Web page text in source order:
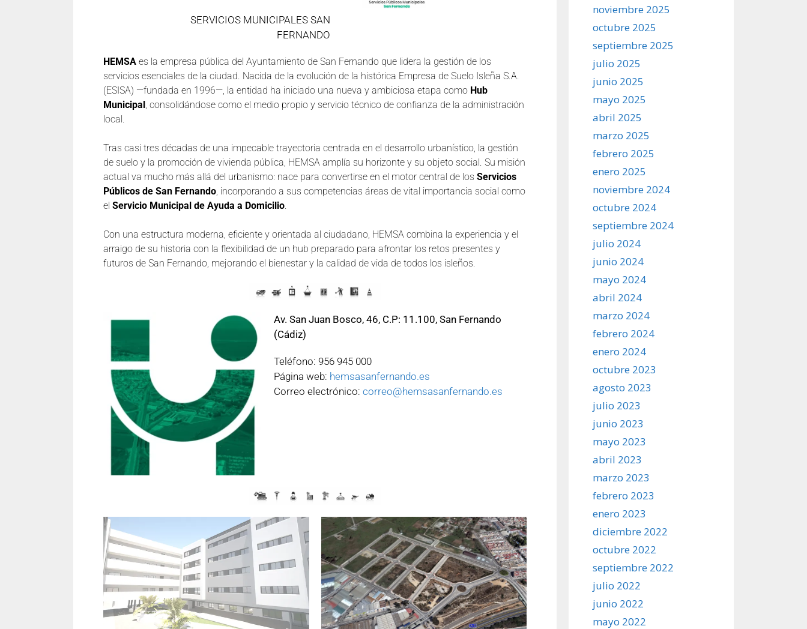
SERVICIOS MUNICIPALES SAN
FERNANDO
HEMSA es la empresa pública del Ayuntamiento de San Fernando que lidera la gestión de los
servicios esenciales de la ciudad. Nacida de la evolución de la histórica Empresa de Suelo Isleña S.A.
(ESISA) —fundada en 1996—, la entidad ha iniciado una nueva y ambiciosa etapa como Hub
Municipal, consolidándose como el medio propio y servicio técnico de confianza de la administración
local.
Tras casi tres décadas de una impecable trayectoria centrada en el desarrollo urbanístico, la gestión
de suelo y la promoción de vivienda pública, HEMSA amplía su horizonte y su objeto social. Su misión
actual va mucho más allá del urbanismo: nace para convertirse en el motor central de los Servicios
Públicos de San Fernando, incorporando a sus competencias áreas de vital importancia social como
el Servicio Municipal de Ayuda a Domicilio.
Con una estructura moderna, eficiente y orientada al ciudadano, HEMSA combina la experiencia y el
arraigo de su historia con la flexibilidad de un hub preparado para afrontar los retos presentes y
futuros de San Fernando, mejorando el bienestar y la calidad de vida de todos los isleños.
Av. San Juan Bosco, 46, C.P: 11.100, San Fernando
(Cádiz)
Teléfono: 956 945 000
Página web: hemsasanfernando.es
Correo electrónico:correo@hemsasanfernando.es
noviembre 2025
octubre 2025
septiembre 2025
julio 2025
junio 2025
mayo 2025
abril 2025
marzo 2025
febrero 2025
enero 2025
noviembre 2024
octubre 2024
septiembre 2024
julio 2024
junio 2024
mayo 2024
abril 2024
marzo 2024
febrero 2024
enero 2024
octubre 2023
agosto 2023
julio 2023
junio 2023
mayo 2023
abril 2023
marzo 2023
febrero 2023
enero 2023
diciembre 2022
octubre 2022
septiembre 2022
julio 2022
junio 2022
mayo 2022